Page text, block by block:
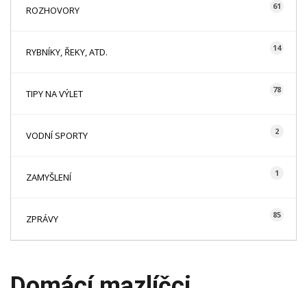
ROZHOVORY 61
RYBNÍKY, ŘEKY, ATD. 14
TIPY NA VÝLET 78
VODNÍ SPORTY 2
ZAMYŠLENÍ 1
ZPRÁVY 85